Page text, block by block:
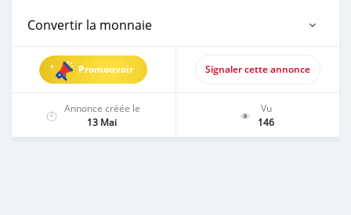
Convertir la monnaie
Promouvoir Signaler cette annonce
Annonce créée le
13 Mai
Vu
146